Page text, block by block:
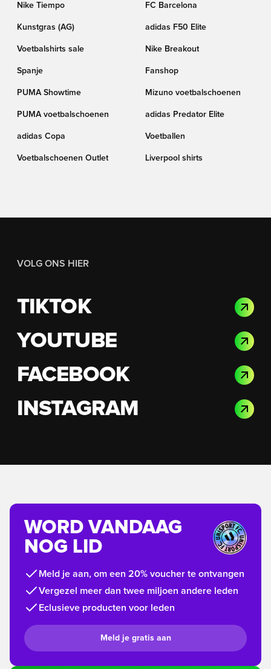
Nike Tiempo FC Barcelona
Kunstgras (AG) adidas F50 Elite
Voetbalshirts sale Nike Breakout
Spanje Fanshop
PUMA Showtime Mizuno voetbalschoenen
PUMA voetbalschoenen adidas Predator Elite
adidas Copa Voetballen
Voetbalschoenen Outlet Liverpool shirts
VOLG ONS HIER
TIKTOK
YOUTUBE
FACEBOOK
INSTAGRAM
WORD VANDAAG
NOG LID
Meld je aan, om een 20% voucher te ontvangen
Vergezel meer dan twee miljoen andere leden
Eclusieve producten voor leden
Meld je gratis aan